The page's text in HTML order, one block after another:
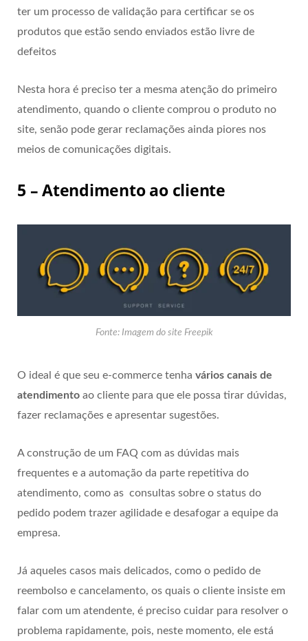
ter um processo de validação para certificar se os
produtos que estão sendo enviados estão livre de
defeitos
Nesta hora é preciso ter a mesma atenção do primeiro
atendimento, quando o cliente comprou o produto no
site, senão pode gerar reclamações ainda piores nos
meios de comunicações digitais.
5 – Atendimento ao cliente
Fonte: Imagem do site Freepik
O ideal é que seu e-commerce tenha vários canais de
atendimento ao cliente para que ele possa tirar dúvidas,
fazer reclamações e apresentar sugestões.
A construção de um FAQ com as dúvidas mais
frequentes e a automação da parte repetitiva do
atendimento, como as consultas sobre o status do
pedido podem trazer agilidade e desafogar a equipe da
empresa.
Já aqueles casos mais delicados, como o pedido de
reembolso e cancelamento, os quais o cliente insiste em
falar com um atendente, é preciso cuidar para resolver o
problema rapidamente, pois, neste momento, ele está